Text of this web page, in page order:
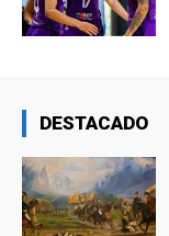
DESTACADO